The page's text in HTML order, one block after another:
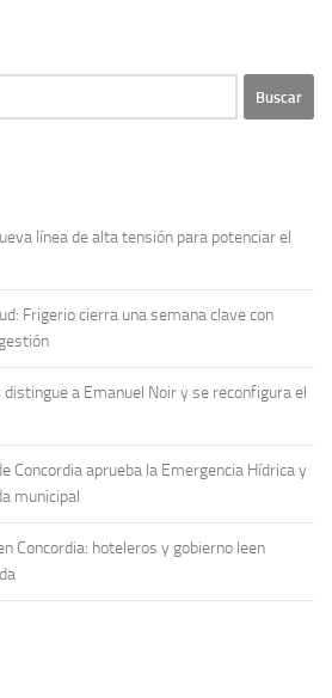
línea de alta tensión para potenciar el
Frigerio cierra una semana clave con
distingue a Emanuel Noir y se reconfigura el
Concordia aprueba la Emergencia Hídrica y
municipal
Concordia: hoteleros y gobierno leen